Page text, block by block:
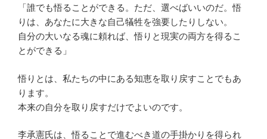
「誰でも悟ることができる。ただ、選べばいいのだ。悟
りは、あなたに大きな自己犠牲を強要したりしない。
自分の大いなる魂に頼れば、悟りと現実の両方を得るこ
とができる」
悟りとは、私たちの中にある知恵を取り戻すことでもあ
ります。
本来の自分を取り戻すだけでよいのです。
李承憲氏は、悟ることで進むべき道の手掛かりを得られ